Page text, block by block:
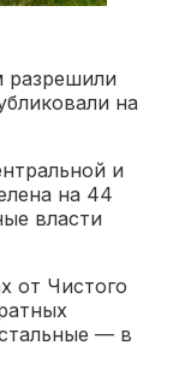
разрешили
на
и
на 44
власти
от Чистого
— в